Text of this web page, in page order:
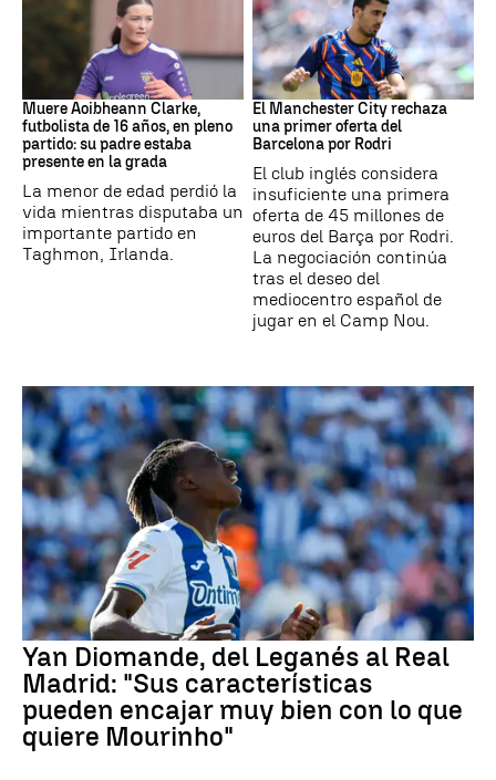
Muere Aoibheann Clarke,
futbolista de 16 años, en pleno
partido: su padre estaba
presente en la grada
La menor de edad perdió la
vida mientras disputaba un
importante partido en
Taghmon, Irlanda.
Fútbol
El Manchester City rechaza
una primer oferta del
Barcelona por Rodri
El club inglés considera
insuficiente una primera
oferta de 45 millones de
euros del Barça por Rodri.
La negociación continúa
tras el deseo del
mediocentro español de
jugar en el Camp Nou.
Yan Diomande, del Leganés al Real
Madrid: "Sus características
pueden encajar muy bien con lo que
quiere Mourinho"